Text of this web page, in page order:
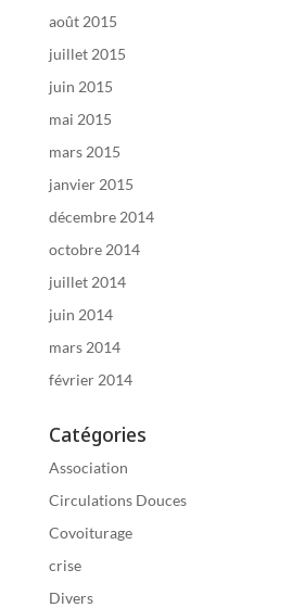
août 2015
juillet 2015
juin 2015
mai 2015
mars 2015
janvier 2015
décembre 2014
octobre 2014
juillet 2014
juin 2014
mars 2014
février 2014
Catégories
Association
Circulations Douces
Covoiturage
crise
Divers